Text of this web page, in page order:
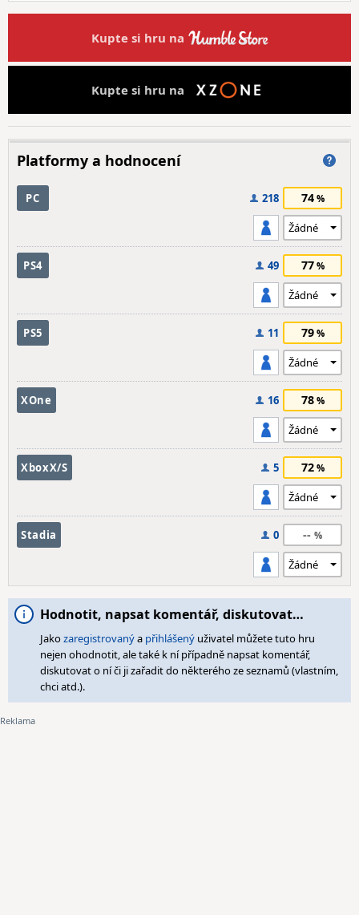
Kupte si hru na
Kupte si hru na
Platformy a hodnocení
PC 218 74
PS4 49 77
PS5 11 79
XOne 16 78
XboxX/S 5 72
Stadia 0 --
Hodnotit, napsat komentář, diskutovat…
Jakozaregistrovanýa přihlášený uživatel můžete tuto hru
nejen ohodnotit, ale také k ní případně napsat komentář,
diskutovat o ní či ji zařadit do některého ze seznamů (vlastním,
chci atd.).